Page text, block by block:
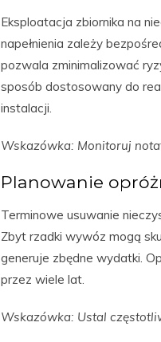
Eksploatacja zbiornika na
napełnienia zależy
pozwala zminimalizować
sposób dostosowany do
instalacji.
Wskazówka: Monitoruj
Planowanie
Terminowe usuwanie
Zbyt rzadki wywóz mogą
generuje zbędne wydatki.
przez wiele lat.
Wskazówka: Ustal